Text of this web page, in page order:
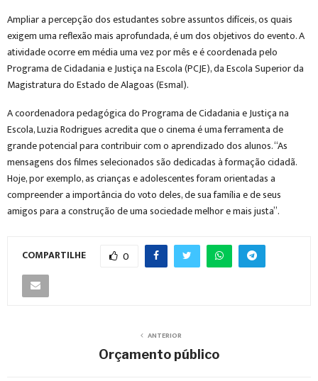
Ampliar a percepção dos estudantes sobre assuntos difíceis, os quais
exigem uma reflexão mais aprofundada, é um dos objetivos do evento. A
atividade ocorre em média uma vez por mês e é coordenada pelo
Programa de Cidadania e Justiça na Escola (PCJE), da Escola Superior da
Magistratura do Estado de Alagoas (Esmal).
A coordenadora pedagógica do Programa de Cidadania e Justiça na
Escola, Luzia Rodrigues acredita que o cinema é uma ferramenta de
grande potencial para contribuir com o aprendizado dos alunos. “As
mensagens dos filmes selecionados são dedicadas à formação cidadã.
Hoje, por exemplo, as crianças e adolescentes foram orientadas a
compreender a importância do voto deles, de sua família e de seus
amigos para a construção de uma sociedade melhor e mais justa”.
COMPARTILHE 0
ANTERIOR
Orçamento público